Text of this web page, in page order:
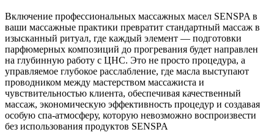
Включение профессиональных массажных масел SENSPA в
ваши массажные практики превратит стандартный массаж в
изысканный ритуал, где каждый элемент — подготовки
парфюмерных композиций до прогревания будет направлен
на глубинную работу с ЦНС. Это не просто процедура, а
управляемое глубокое расслабление, где масла выступают
проводником между мастерством массажиста и
чувствительностью клиента, обеспечивая качественный
массаж, экономическую эффективность процедур и создавая
особую спа-атмосферу, которую невозможно воспроизвести
без использования продуктов SENSPA